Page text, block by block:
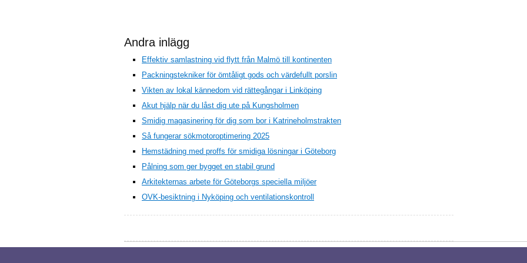
Andra inlägg
Effektiv samlastning vid flytt från Malmö till kontinenten
Packningstekniker för ömtåligt gods och värdefullt porslin
Vikten av lokal kännedom vid rättegångar i Linköping
Akut hjälp när du låst dig ute på Kungsholmen
Smidig magasinering för dig som bor i Katrineholmstrakten
Så fungerar sökmotoroptimering 2025
Hemstädning med proffs för smidiga lösningar i Göteborg
Pålning som ger bygget en stabil grund
Arkitekternas arbete för Göteborgs speciella miljöer
OVK-besiktning i Nyköping och ventilationskontroll